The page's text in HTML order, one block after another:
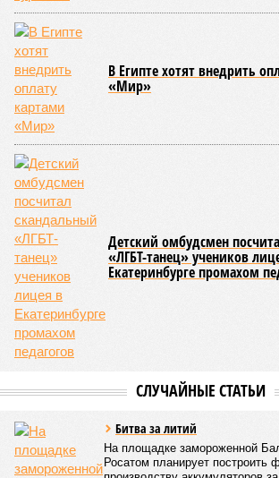
В Египте хотят внедрить
«Мир»
Детский омбудсмен
«ЛГБТ-танец» учеников
Екатеринбурге промахом
СЛУЧАЙНЫЕ СТАТЬИ
Битва за литий
На площадке замороженной
Росатом планирует построить